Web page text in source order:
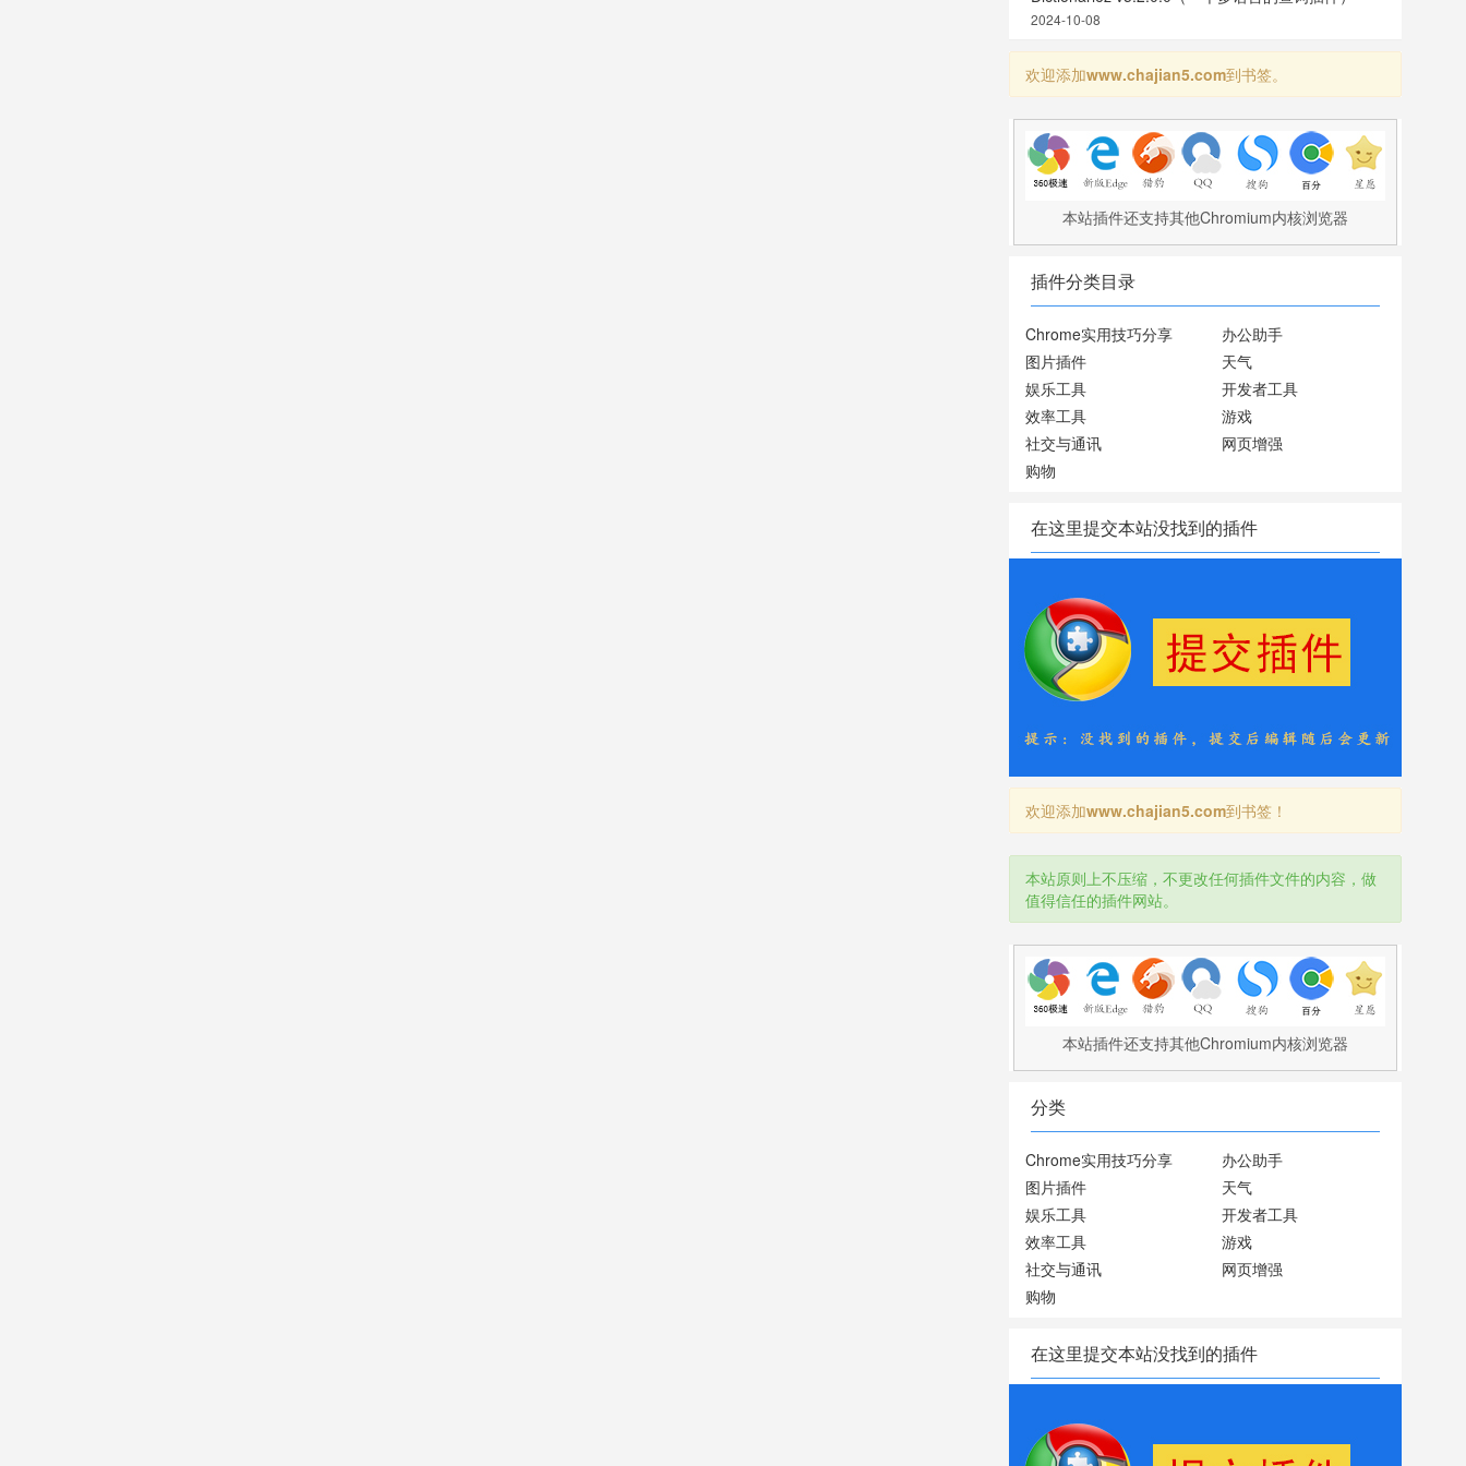
2024-10-08
欢迎添加www.chajian5.com到书签。
本站插件还支持其他Chromium内核浏览器
插件分类目录
Chrome实用技巧分享
办公助手
图片插件
天气
娱乐工具
开发者工具
效率工具
游戏
社交与通讯
网页增强
购物
在这里提交本站没找到的插件
欢迎添加www.chajian5.com到书签！
本站原则上不压缩，不更改任何插件文件的内容，做
值得信任的插件网站。
本站插件还支持其他Chromium内核浏览器
分类
Chrome实用技巧分享
办公助手
图片插件
天气
娱乐工具
开发者工具
效率工具
游戏
社交与通讯
网页增强
购物
在这里提交本站没找到的插件